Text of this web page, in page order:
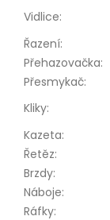
Vidlice:
Řazení:
Přehazovačka:
Přesmykač:
Kliky:
Kazeta:
Řetěz:
Brzdy:
Náboje:
Ráfky: